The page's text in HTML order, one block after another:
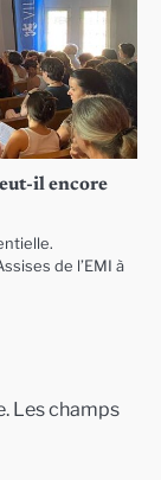
il encore
de l’EMI à
Les champs